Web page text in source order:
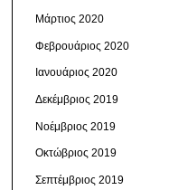
Μάρτιος 2020
Φεβρουάριος 2020
Ιανουάριος 2020
Δεκέμβριος 2019
Νοέμβριος 2019
Οκτώβριος 2019
Σεπτέμβριος 2019